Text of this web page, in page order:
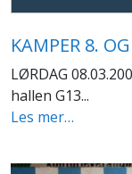
KAMPER 8.
LØRDAG
hallen G13...
Les mer…